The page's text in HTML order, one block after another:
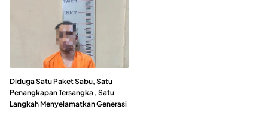
Diduga Satu Paket Sabu, Satu
Penangkapan Tersangka , Satu
Langkah Menyelamatkan Generasi